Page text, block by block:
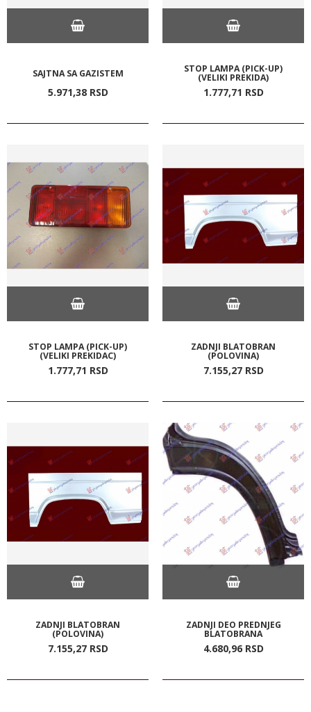
SAJTNA SA GAZISTEM
5.971,38 RSD
STOP LAMPA (PICK-UP)
(VELIKI PREKIDA)
1.777,71 RSD
STOP LAMPA (PICK-UP)
(VELIKI PREKIDAC)
1.777,71 RSD
ZADNJI BLATOBRAN
(POLOVINA)
7.155,27 RSD
ZADNJI BLATOBRAN
(POLOVINA)
7.155,27 RSD
ZADNJI DEO PREDNJEG
BLATOBRANA
4.680,96 RSD